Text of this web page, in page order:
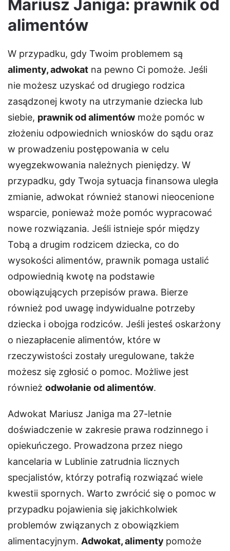
Mariusz Janiga: prawnik od
alimentów
W przypadku, gdy Twoim problemem są
alimenty, adwokat na pewno Ci pomoże. Jeśli
nie możesz uzyskać od drugiego rodzica
zasądzonej kwoty na utrzymanie dziecka lub
siebie, prawnik od alimentów może pomóc w
złożeniu odpowiednich wniosków do sądu oraz
w prowadzeniu postępowania w celu
wyegzekwowania należnych pieniędzy. W
przypadku, gdy Twoja sytuacja finansowa uległa
zmianie, adwokat również stanowi nieocenione
wsparcie, ponieważ może pomóc wypracować
nowe rozwiązania. Jeśli istnieje spór między
Tobą a drugim rodzicem dziecka, co do
wysokości alimentów, prawnik pomaga ustalić
odpowiednią kwotę na podstawie
obowiązujących przepisów prawa. Bierze
również pod uwagę indywidualne potrzeby
dziecka i obojga rodziców. Jeśli jesteś oskarżony
o niezapłacenie alimentów, które w
rzeczywistości zostały uregulowane, także
możesz się zgłosić o pomoc. Możliwe jest
również odwołanie od alimentów.
Adwokat Mariusz Janiga ma 27-letnie
doświadczenie w zakresie prawa rodzinnego i
opiekuńczego. Prowadzona przez niego
kancelaria w Lublinie zatrudnia licznych
specjalistów, którzy potrafią rozwiązać wiele
kwestii spornych. Warto zwrócić się o pomoc w
przypadku pojawienia się jakichkolwiek
problemów związanych z obowiązkiem
alimentacyjnym. Adwokat, alimenty pomoże